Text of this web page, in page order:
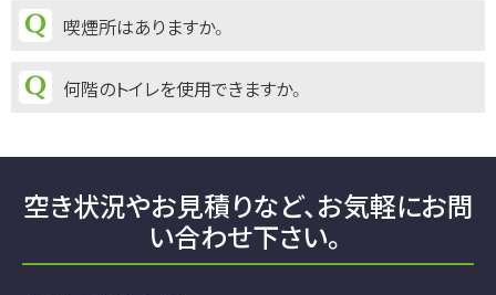
喫煙所はありますか。
何階のトイレを使用できますか。
空き状況やお見積りなど、お気軽にお問
い合わせ下さい。